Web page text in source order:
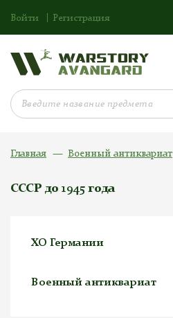
Войти Регистрация
Главная Военный антиквариат
СССР до 1945 года
ХО Германии
Военный антиквариат